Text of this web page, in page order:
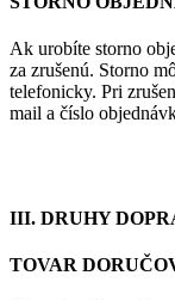
Ak urobíte storno
za zrušenú. Storno
telefonicky. Pri
mail a číslo
III. DRUHY
TOVAR